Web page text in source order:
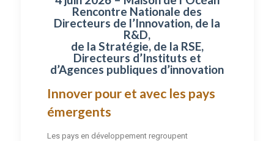
Rencontre Nationale des
Directeurs de l’Innovation, de la
R&D,
de la Stratégie, de la RSE,
Directeurs d’Instituts et
d’Agences publiques d’innovation
Innover pour et avec les pays
émergents
Les pays en développement regroupent